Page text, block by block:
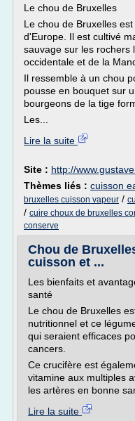
Le chou de Bruxelles
Le chou de Bruxelles
d'Europe. Il est cultivé
sauvage sur les rochers
occidentale et de la
Il ressemble à un chou
pousse en bouquet sur
bourgeons de la tige
Les...
Lire la suite
Site : http://
Thèmes liés : cuisson
bruxelles cuisson vapeur /
/ cuire choux de bruxelles
conserve
Chou de
cuisson et ...
Les bienfaits et
santé
Le chou de Bruxelles
nutritionnel et ce
qui seraient efficaces
cancers.
Ce crucifère est
vitamine aux multiples
les artères en bonne
Lire la suite